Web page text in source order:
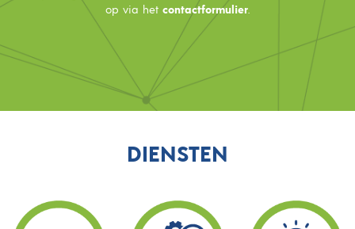
op via het contactformulier.
DIENSTEN